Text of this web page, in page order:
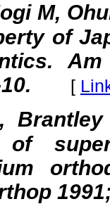
M,
of
[
of